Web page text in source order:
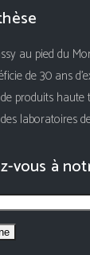
au pied du
de 30 ans
produits haute
laboratoires
vous à